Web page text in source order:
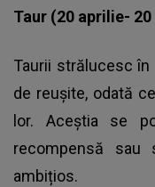
Taur (20 aprilie-
Taurii strălucesc în
de reușite, odată
lor. Aceștia se
recompensă
ambițios.